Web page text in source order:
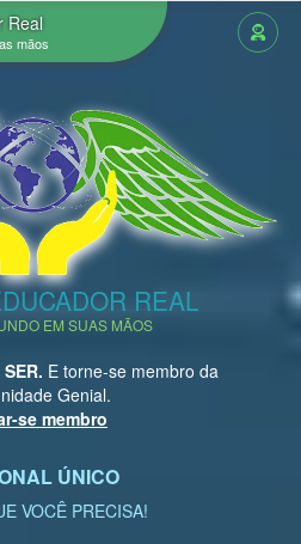
Real
mãos
REAL
EM SUAS MÃOS
E torne-se membro da
Genial.
se membro
ÚNICO
VOCÊ PRECISA!